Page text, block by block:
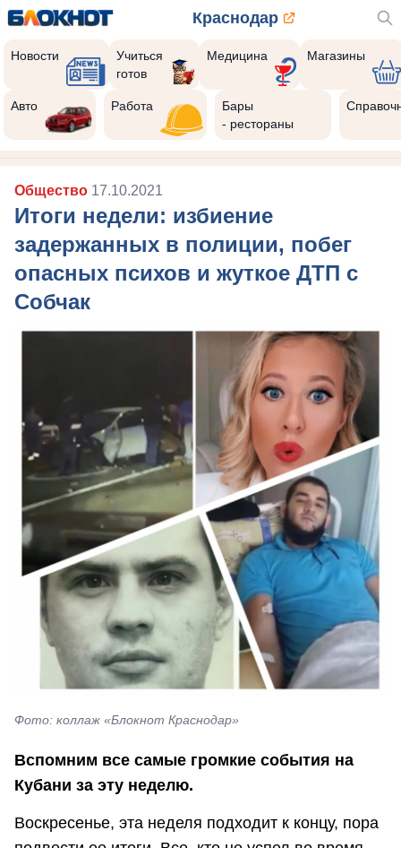
Краснодар
Новости
Учиться
готов
Медицина Магазины
Авто Работа
Бары
- рестораны
Общество 17.10.2021
Итоги недели: избиение
задержанных в полиции, побег
опасных психов и жуткое ДТП с
Собчак
Фото: коллаж «Блокнот Краснодар»
Вспомним все самые громкие события на
Кубани за эту неделю.
Воскресенье, эта неделя подходит к концу, пора
Реклама закроется через: